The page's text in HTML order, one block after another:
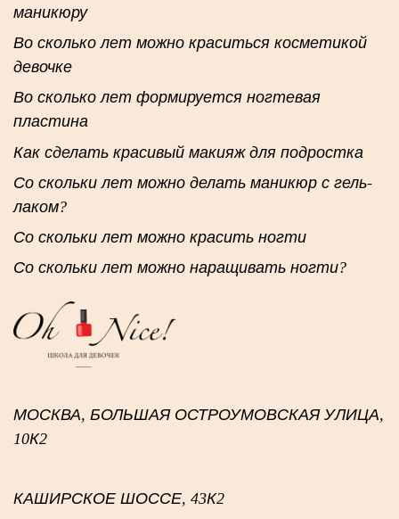
маникюру
Во сколько лет можно краситься косметикой
девочке
Во сколько лет формируется ногтевая
пластина
Как сделать красивый макияж для подростка
Со скольки лет можно делать маникюр с гель-
лаком?
Со скольки лет можно красить ногти
Со скольки лет можно наращивать ногти?
МОСКВА, БОЛЬШАЯ ОСТРОУМОВСКАЯ УЛИЦА,
10К2
КАШИРСКОЕ ШОССЕ, 43К2